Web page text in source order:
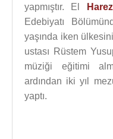
yapmıştır. El
Edebiyatı
yaşında iken
ustası Rüstem
müziği eğitimi
ardından iki yıl
yaptı.